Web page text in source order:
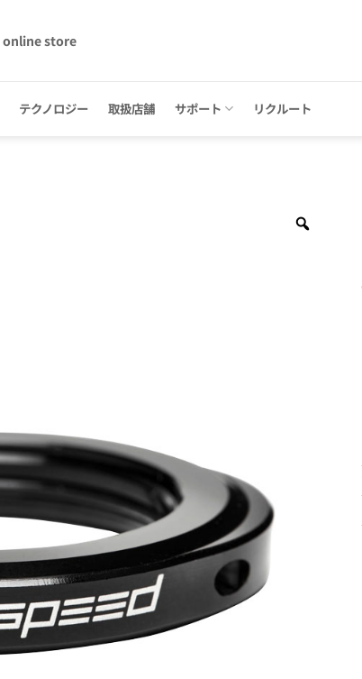
online store
テクノロジー 取扱店舗 サポート リクルート